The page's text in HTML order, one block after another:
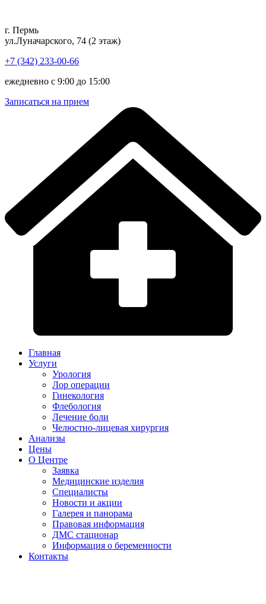
содержимому
г. Пермь
ул.Луначарского, 74 (2 этаж)
+7 (342) 233-00-66
ежедневно с 9:00 до 15:00
Записаться на прием
Главная
Услуги
Урология
Лор операции
Гинекология
Флебология
Лечение боли
Челюстно-лицевая хирургия
Анализы
Цены
О Центре
Заявка
Медицинские изделия
Специалисты
Новости и акции
Галерея и панорама
Правовая информация
ДМС стационар
Информация о беременности
Контакты